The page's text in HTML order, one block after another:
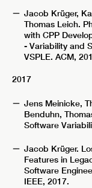
Jacob Krüger,
Thomas Leich.
with CPP
- Variability and
VSPLE. ACM,
2017
Jens Meinicke,
Benduhn,
Software
Jacob Krüger.
Features in
Software
IEEE, 2017.